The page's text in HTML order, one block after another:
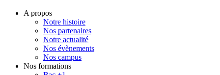
A propos
Notre histoire
Nos partenaires
Notre actualité
Nos évènements
Nos campus
Nos formations